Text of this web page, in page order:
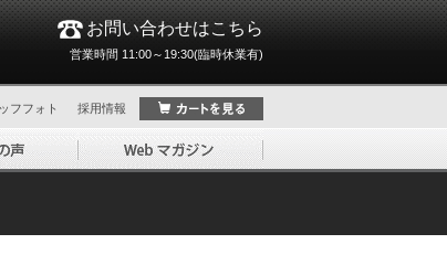
お問い合わせはこちら
営業時間 11:00～19:30(臨時休業有)
フフォト 採用情報